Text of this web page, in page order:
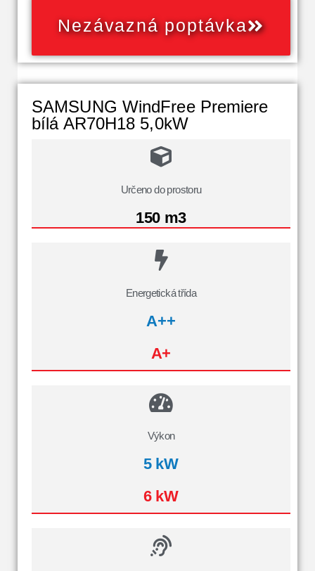
Nezávazná poptávka
SAMSUNG WindFree Premiere
bílá AR70H18 5,0kW
Určeno do prostoru
150 m3
Energetická třída
A++
A+
Výkon
5 kW
6 kW